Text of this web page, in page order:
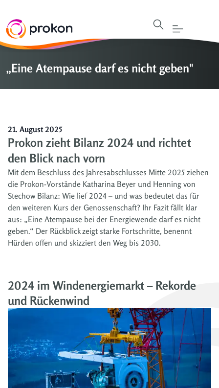
„Eine Atempause darf es nicht geben"
21. August 2025
Prokon zieht Bilanz 2024 und richtet
den Blick nach vorn
Mit dem Beschluss des Jahresabschlusses Mitte 2025 ziehen
die Prokon-Vorstände Katharina Beyer und Henning von
Stechow Bilanz: Wie lief 2024 – und was bedeutet das für
den weiteren Kurs der Genossenschaft? Ihr Fazit fällt klar
aus: „Eine Atempause bei der Energiewende darf es nicht
geben.“ Der Rückblick zeigt starke Fortschritte, benennt
Hürden offen und skizziert den Weg bis 2030.
2024 im Windenergiemarkt – Rekorde
und Rückenwind